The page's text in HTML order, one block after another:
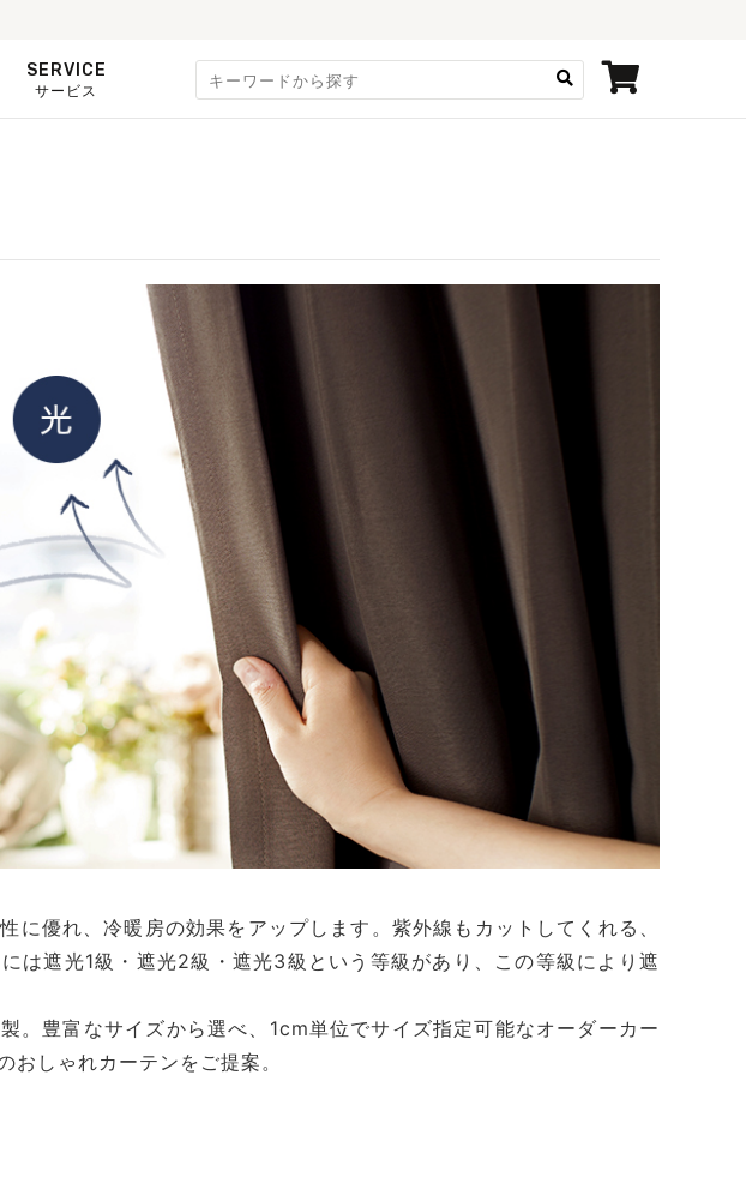
SERVICE
サービス
に優れ、冷暖房の効果をアップします。紫外線もカットしてくれる、
は遮光1級・遮光2級・遮光3級という等級があり、この等級により遮
。豊富なサイズから選べ、1cm単位でサイズ指定可能なオーダーカー
しゃれカーテンをご提案。